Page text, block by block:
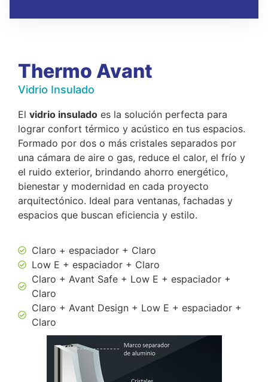
Thermo Avant
Vidrio Insulado
El vidrio insulado es la solución perfecta para
lograr confort térmico y acústico en tus espacios.
Formado por dos o más cristales separados por
una cámara de aire o gas, reduce el calor, el frío y
el ruido exterior, brindando ahorro energético,
bienestar y modernidad en cada proyecto
arquitectónico. Ideal para ventanas, fachadas y
espacios que buscan eficiencia y estilo.
Claro + espaciador + Claro
Low E + espaciador + Claro
Claro + Avant Safe + Low E + espaciador +
Claro
Claro + Avant Design + Low E + espaciador +
Claro